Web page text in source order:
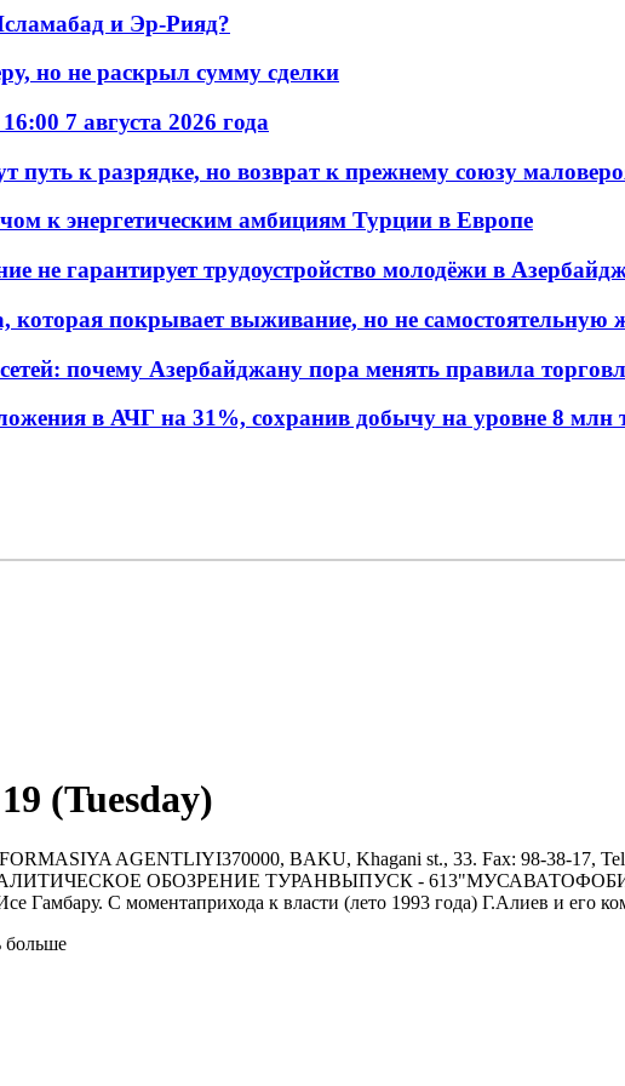
и Эр-Рияд?
но не раскрыл сумму сделки
7 августа 2026 года
к разрядке, но возврат к прежнему союзу
к энергетическим амбициям Турции в Европе
не гарантирует трудоустройство молодёжи в
покрывает выживание, но не самостоятельную
почему Азербайджану пора менять правила
в АЧГ на 31%, сохранив добычу на уровне 8 млн
(Tuesday)
AGENTLIYI370000, BAKU, Khagani st., 33. Fax: 98-38-17,
ОБОЗРЕНИЕ ТУРАНВЫПУСК -
Гамбару. С моментаприхода к власти (лето 1993 года) Г.Алиев и его
больше